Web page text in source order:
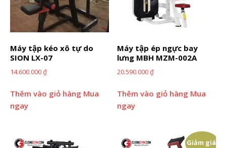
Máy tập kéo xô tự do
SION LX-07
14.600.000₫
Thêm vào giỏ hàng Mua
ngay
Máy tập ép ngực bay
lưng MBH MZM-002A
20.590.000₫
Thêm vào giỏ hàng Mua
ngay
Giảm giá!